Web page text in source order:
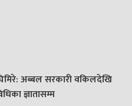
अब्बल सरकारी वकिलदेखि
ज्ञातासम्म